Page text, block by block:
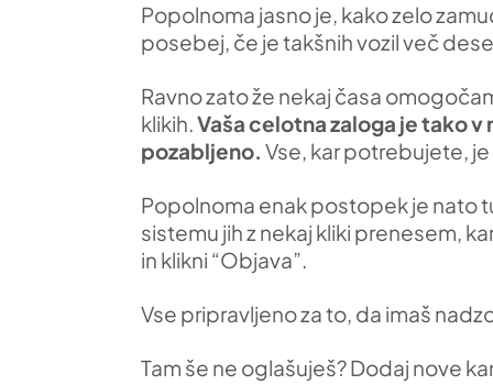
Popolnoma jasno je, kako zelo
posebej, če je takšnih vozil več
Ravno zato že nekaj časa
klikih.Vaša celotna zaloga je tako
pozabljeno. Vse, kar potrebujete,
Popolnoma enak postopek je nato
sistemu jih z nekaj kliki prenesem,
in klikni “Objava”.
Vse pripravljeno za to, da imaš
Tam še ne oglašuješ? Dodaj nove